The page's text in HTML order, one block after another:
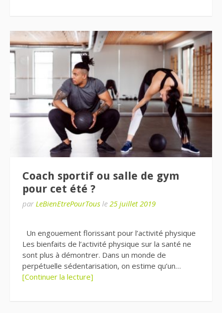
Coach sportif ou salle de gym
pour cet été ?
par LeBienEtrePourTous le 25 juillet 2019
Un engouement florissant pour l’activité physique
Les bienfaits de l’activité physique sur la santé ne
sont plus à démontrer. Dans un monde de
perpétuelle sédentarisation, on estime qu’un…
[Continuer la lecture]